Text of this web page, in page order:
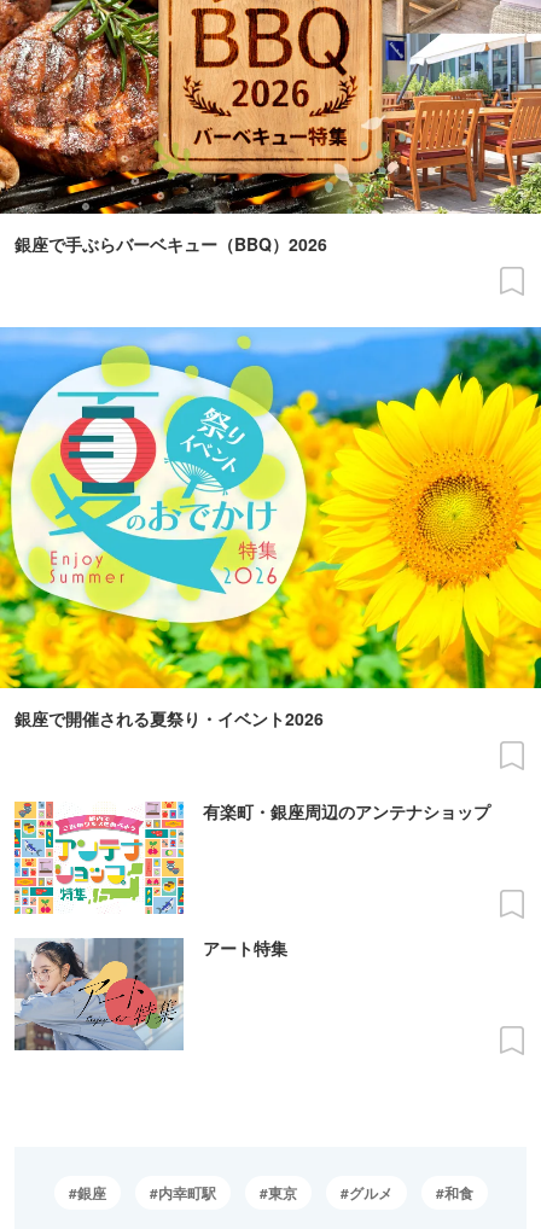
銀座で手ぶらバーベキュー（BBQ）2026
銀座で開催される夏祭り・イベント2026
有楽町・銀座周辺のアンテナショップ
アート特集
銀座 内幸町駅 東京 グルメ 和食